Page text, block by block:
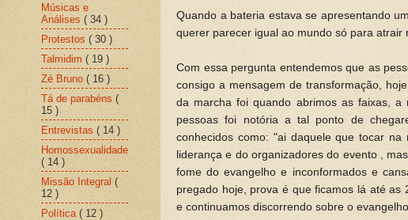
Quando a bateria estava se apresentando
querer parecer igual ao mundo só para atrair
Com essa pergunta entendemos que as
consigo a mensagem de transformação,
da marcha foi quando abrimos as faixas,
pessoas foi notória a tal ponto de
conhecidos como: "ai daquele que tocar
liderança e do organizadores do evento ,
fome do evangelho e inconformados e
pregado hoje, prova é que ficamos lá até
e continuamos discorrendo sobre o
Músicas e
Análises ( 34 )
Protestos ( 30 )
Talmidim ( 19 )
Zé Bruno ( 16 )
Tá de parabéns (
15 )
Entrevistas ( 14 )
Homossexualidade
( 14 )
Missão Integral (
12 )
Política ( 12 )